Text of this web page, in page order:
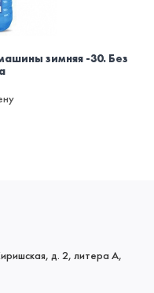
зимняя -30. Без
д. 2, литера А,